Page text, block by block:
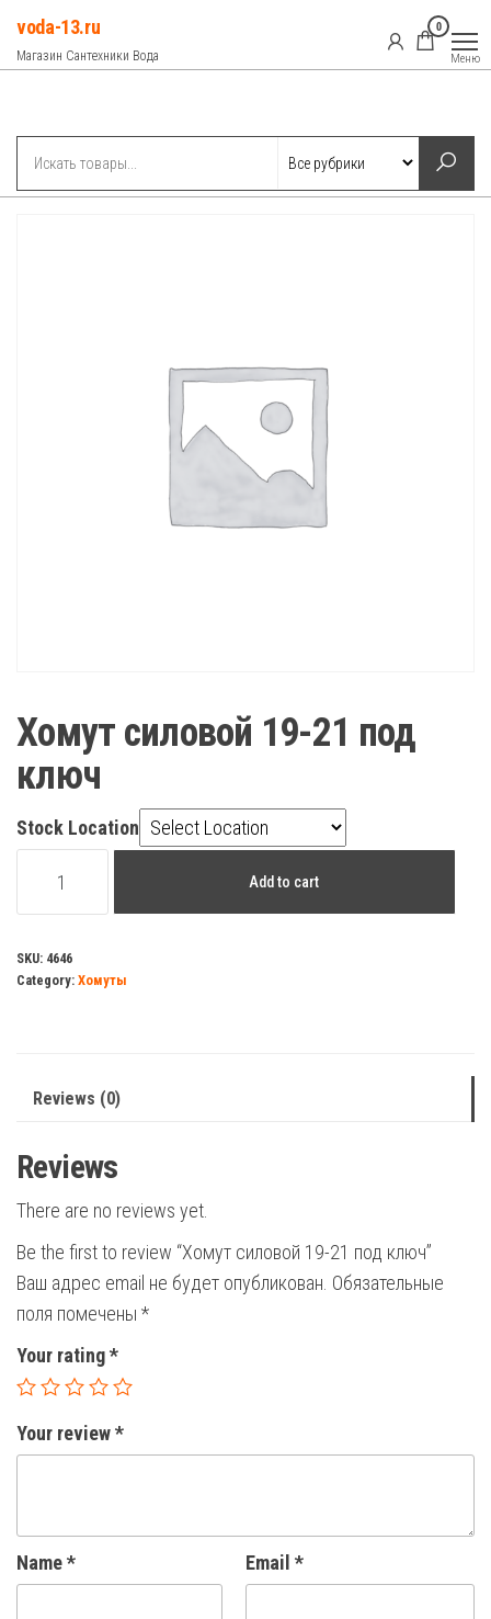
Перейти
содержимому
voda-13.ru
Магазин Сантехники Вода
0
Меню
Хомут силовой 19-21 под
ключ
Stock Location
силовой
21
под
Add to cart
SKU: 4646
Category: Хомуты
Reviews (0)
Reviews
There are no reviews yet.
Be the first to review “Хомут силовой 19-21 под ключ”
Ваш адрес email не будет опубликован. Обязательные
поля помечены *
Your rating*
Your review*
Name* Email *